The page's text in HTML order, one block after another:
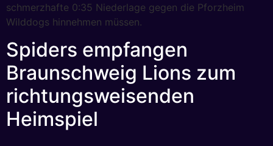
schmerzhafte 0:35 Niederlage gegen die Pforzheim
Wilddogs hinnehmen müssen.
Spiders empfangen
Braunschweig Lions zum
richtungsweisenden
Heimspiel